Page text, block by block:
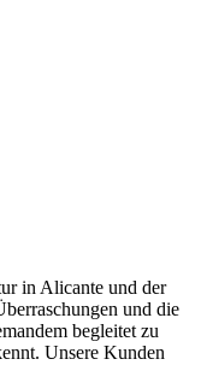
in Alicante und der
und die
begleitet zu
Unsere Kunden